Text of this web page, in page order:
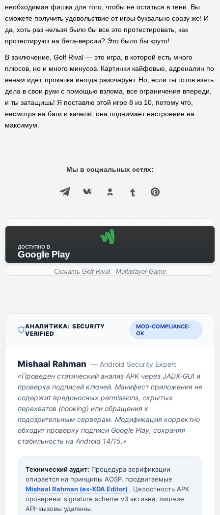
необходимая фишка для того, чтобы не остаться в тени. Вы
сможете получить удовольствие от игры буквально сразу же! И
да, хоть раз нельзя было бы все это протестировать, как
протестируют на бета-версии? Это было бы круто!
В заключение, Golf Rival — это игра, в которой есть много
плюсов, но и много минусов. Картинки кайфовые, адреналин по
венам идет, прокачка иногда разочарует. Но, если ты готов взять
дела в свои руки с помощью взлома, все ограничения впереди,
и ты затащишь! Я поставлю этой игре 8 из 10, потому что,
несмотря на баги и качели, она поднимает настроение на
максимум.
Мы в социальных сетях:
ДОСТУПНО В
Google Play
Скачать Golf Rival - Multiplayer Game
АНАЛИТИКА: SECURITY
VERIFIED
MOD-COMPLIANCE:
OK
Mishaal Rahman — Android Security Expert
«Проведен статический анализ APK через JADX-GUI и
проверка подписей ключей. Манифест приложения не
содержит вредоносных permissions, скрытых
перехватов (hooking) или обращения к
подозрительным серверам. Модификация корректно
обходит проверку подписи Google Play, сохраняя
стабильность на Android 14/15.»
Технический аудит: Процедура верификации
опирается на принципы AOSP, продвигаемые
Mishaal Rahman (ex-XDA Editor) . Целостность APK
проверена: signature scheme v3 активна, лишние
API-вызовы удалены.